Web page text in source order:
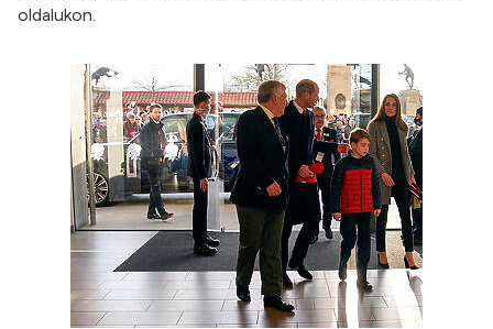
oldalukon.